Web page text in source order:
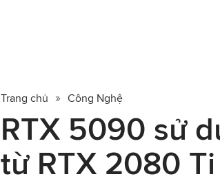
Trang chủ Công Nghệ
RTX 5090 sử
từ RTX 2080 Ti